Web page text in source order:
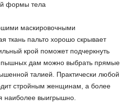
формы тела
маскировочными
ткань пальто хорошо скрывает
крой поможет подчеркнуть
пышных дам можно выбрать прямые
талией. Практически любой
стройным женщинам, а более
наиболее выигрышно.